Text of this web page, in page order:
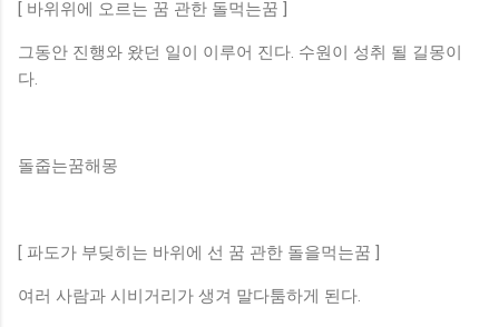
[ 바위위에 오르는 꿈 관한 돌먹는꿈 ]
그동안 진행와 왔던 일이 이루어 진다. 수원이 성취 될 길몽이
다.
돌줍는꿈해몽
[ 파도가 부딪히는 바위에 선 꿈 관한 돌을먹는꿈 ]
여러 사람과 시비거리가 생겨 말다툼하게 된다.